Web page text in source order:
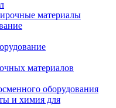
материалы
материалов
оборудования
и химия для